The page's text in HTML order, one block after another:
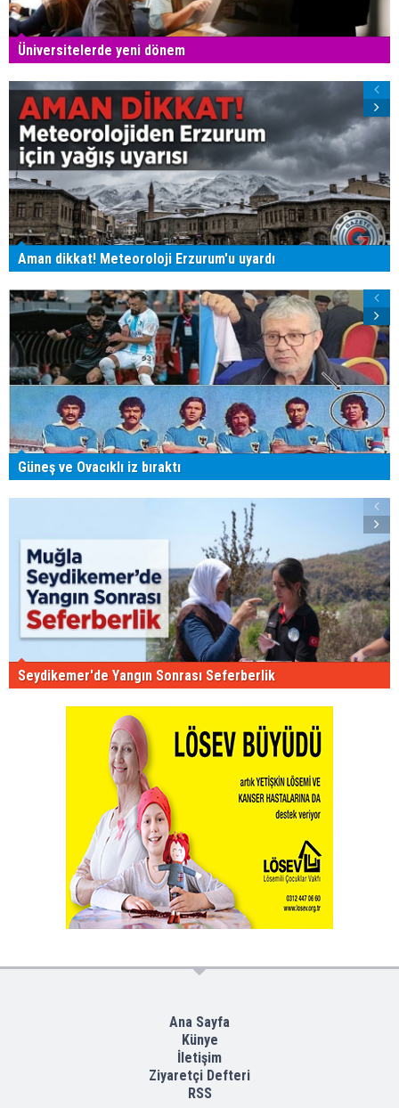
Üniversitelerde yeni dönem
Aman dikkat! Meteoroloji Erzurum'u uyardı
Güneş ve Ovacıklı iz bıraktı
Seydikemer'de Yangın Sonrası Seferberlik
Ana Sayfa
Künye
İletişim
Ziyaretçi Defteri
RSS